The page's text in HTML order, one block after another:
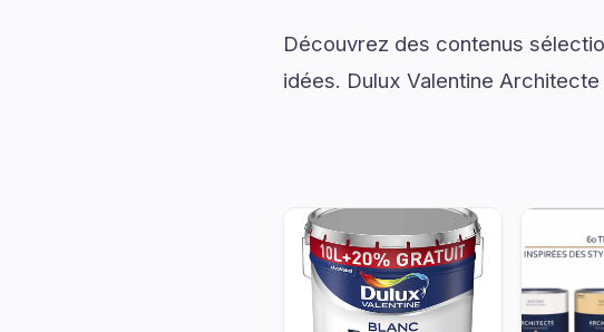
Découvrez des contenus
idées. Dulux Valentine